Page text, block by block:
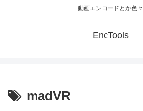
動画エンコードとか色々
EncTools
madVR